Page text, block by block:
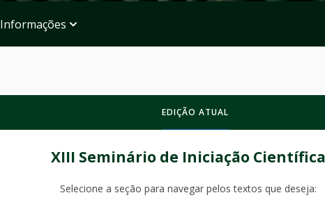
Informações
EDIÇÃO ATUAL
XIII Seminário de Iniciação Científica
Selecione a seção para navegar pelos textos que deseja: